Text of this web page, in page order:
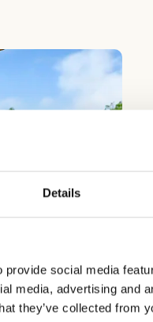
Details
social media
media, advertising and
they’ve collected from